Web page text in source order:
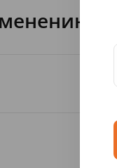
стянутой. Это